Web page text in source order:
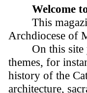
Welcome
This
Archdiocese of
On this site
themes, for
history of the
architecture,